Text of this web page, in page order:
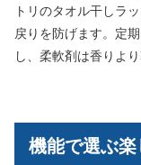
トリのタオル干しラ
戻りを防げます。定
し、柔軟剤は香りよ
機能で選ぶ